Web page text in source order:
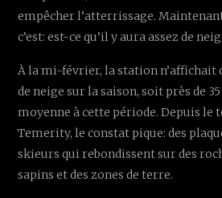
empêcher l’atterrissage.
c’est: est-ce qu’il y aura assez de
À la mi-février, la station n’affichait
de neige sur la saison, soit près de
moyenne à cette période. Depuis le
Temerity, le constat pique: des
skieurs qui rebondissent sur des
sapins et des zones de terre.